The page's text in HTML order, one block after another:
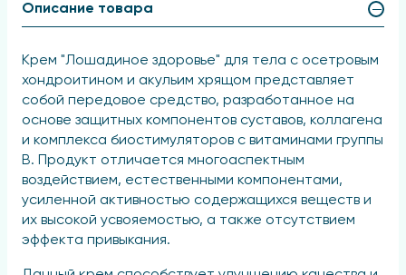
Описание товара
Крем "Лошадиное здоровье" для тела с осетровым
хондроитином и акульим хрящом представляет
собой передовое средство, разработанное на
основе защитных компонентов суставов, коллагена
и комплекса биостимуляторов с витаминами группы
B. Продукт отличается многоаспектным
воздействием, естественными компонентами,
усиленной активностью содержащихся веществ и
их высокой усвояемостью, а также отсутствием
эффекта привыкания.